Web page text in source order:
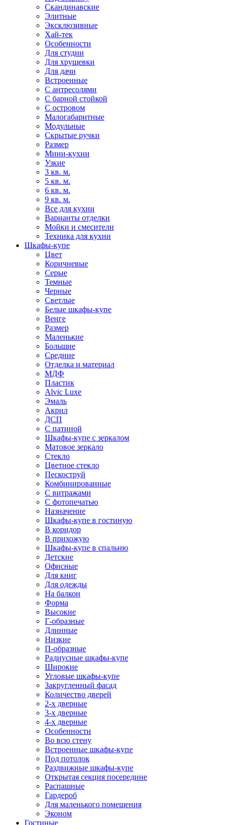
Скандинавские
Элитные
Эксклюзивные
Хай-тек
Особенности
Для студии
Для хрущевки
Для дачи
Встроенные
С антресолями
С барной стойкой
С островом
Малогабаритные
Модульные
Скрытые ручки
Размер
Мини-кухни
Узкие
3 кв. м.
5 кв. м.
6 кв. м.
9 кв. м.
Все для кухни
Варианты отделки
Мойки и смесители
Техника для кухни
Шкафы-купе
Цвет
Коричневые
Серые
Темные
Черные
Светлые
Белые шкафы-купе
Венге
Размер
Маленькие
Большие
Средние
Отделка и материал
МДФ
Пластик
Alvic Luxe
Эмаль
Акрил
ДСП
С патиной
Шкафы-купе с зеркалом
Матовое зеркало
Стекло
Цветное стекло
Пескоструй
Комбинированные
С витражами
С фотопечатью
Назначение
Шкафы-купе в гостиную
В коридор
В прихожую
Шкафы-купе в спальню
Детские
Офисные
Для книг
Для одежды
На балкон
Форма
Высокие
Г-образные
Длинные
Низкие
П-образные
Радиусные шкафы-купе
Широкие
Угловые шкафы-купе
Закругленный фасад
Количество дверей
2-х дверные
3-х дверные
4-х дверные
Особенности
Во всю стену
Встроенные шкафы-купе
Под потолок
Раздвижные шкафы-купе
Открытая секция посередине
Распашные
Гардероб
Для маленького помещения
Эконом
Гостиные